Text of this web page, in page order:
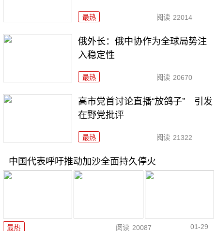
最热 阅读 22014
俄外长：俄中协作为全球局势注
入稳定性
最热 阅读 20670
高市党首讨论直播“放鸽子” 引发
在野党批评
最热 阅读 21322
中国代表呼吁推动加沙全面持久停火
最热 阅读 20087 01-29